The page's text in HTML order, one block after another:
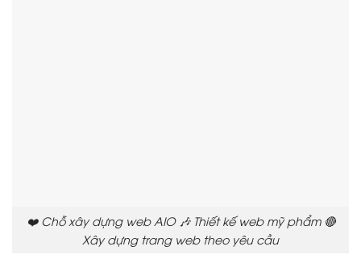
❤️ Chỗ xây dựng web AIO 🎶 Thiết kế web mỹ phẩm 🔴
Xây dựng trang web theo yêu cầu